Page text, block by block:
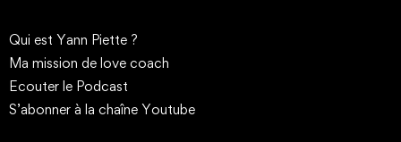
Qui est Yann Piette ?
Ma mission de love coach
Ecouter le Podcast
S’abonner à la chaîne Youtube